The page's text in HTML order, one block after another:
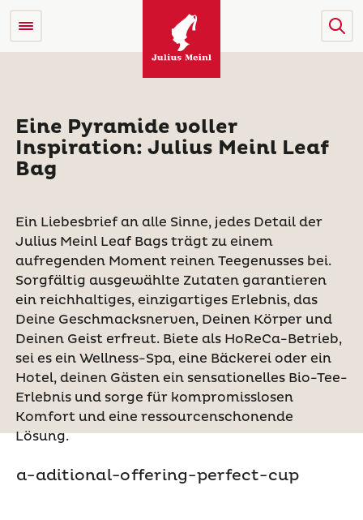
Eine Pyramide voller
Inspiration: Julius Meinl Leaf
Bag
Ein Liebesbrief an alle Sinne, jedes Detail der
Julius Meinl Leaf Bags trägt zu einem
aufregenden Moment reinen Teegenusses bei.
Sorgfältig ausgewählte Zutaten garantieren
ein reichhaltiges, einzigartiges Erlebnis, das
Deine Geschmacksnerven, Deinen Körper und
Deinen Geist erfreut. Biete als HoReCa-Betrieb,
sei es ein Wellness-Spa, eine Bäckerei oder ein
Hotel, deinen Gästen ein sensationelles Bio-Tee-
Erlebnis und sorge für kompromisslosen
Komfort und eine ressourcenschonende
Lösung.